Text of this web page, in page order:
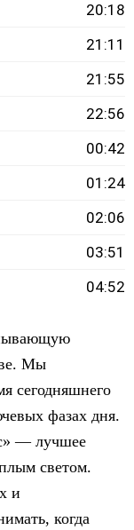
20:18
21:11
21:55
22:56
00:42
01:24
02:06
03:51
04:52
Мы
сегодняшнего
фазах дня.
— лучшее
светом.
и
когда